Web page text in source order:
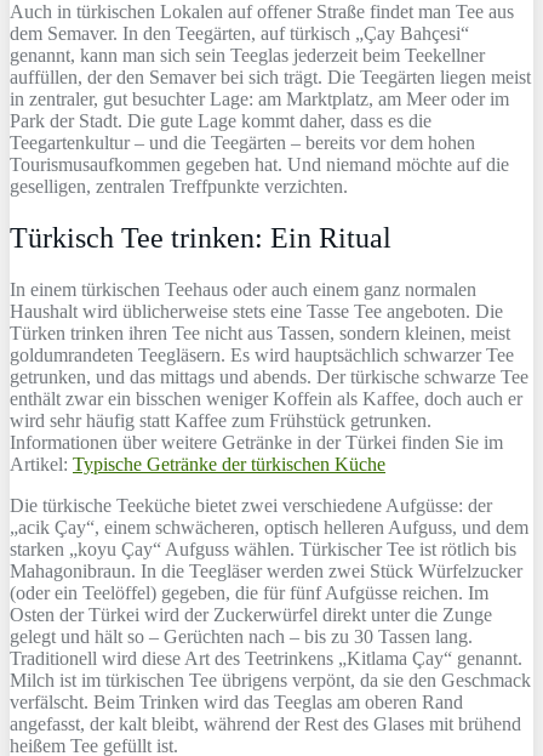
Auch in türkischen Lokalen auf offener Straße findet man Tee aus
dem Semaver. In den Teegärten, auf türkisch „Çay Bahçesi“
genannt, kann man sich sein Teeglas jederzeit beim Teekellner
auffüllen, der den Semaver bei sich trägt. Die Teegärten liegen meist
in zentraler, gut besuchter Lage: am Marktplatz, am Meer oder im
Park der Stadt. Die gute Lage kommt daher, dass es die
Teegartenkultur – und die Teegärten – bereits vor dem hohen
Tourismusaufkommen gegeben hat. Und niemand möchte auf die
geselligen, zentralen Treffpunkte verzichten.
Türkisch Tee trinken: Ein Ritual
In einem türkischen Teehaus oder auch einem ganz normalen
Haushalt wird üblicherweise stets eine Tasse Tee angeboten. Die
Türken trinken ihren Tee nicht aus Tassen, sondern kleinen, meist
goldumrandeten Teegläsern. Es wird hauptsächlich schwarzer Tee
getrunken, und das mittags und abends. Der türkische schwarze Tee
enthält zwar ein bisschen weniger Koffein als Kaffee, doch auch er
wird sehr häufig statt Kaffee zum Frühstück getrunken.
Informationen über weitere Getränke in der Türkei finden Sie im
Artikel: Typische Getränke der türkischen Küche
Die türkische Teeküche bietet zwei verschiedene Aufgüsse: der
„acik Çay“, einem schwächeren, optisch helleren Aufguss, und dem
starken „koyu Çay“ Aufguss wählen. Türkischer Tee ist rötlich bis
Mahagonibraun. In die Teegläser werden zwei Stück Würfelzucker
(oder ein Teelöffel) gegeben, die für fünf Aufgüsse reichen. Im
Osten der Türkei wird der Zuckerwürfel direkt unter die Zunge
gelegt und hält so – Gerüchten nach – bis zu 30 Tassen lang.
Traditionell wird diese Art des Teetrinkens „Kitlama Çay“ genannt.
Milch ist im türkischen Tee übrigens verpönt, da sie den Geschmack
verfälscht. Beim Trinken wird das Teeglas am oberen Rand
angefasst, der kalt bleibt, während der Rest des Glases mit brühend
heißem Tee gefüllt ist.